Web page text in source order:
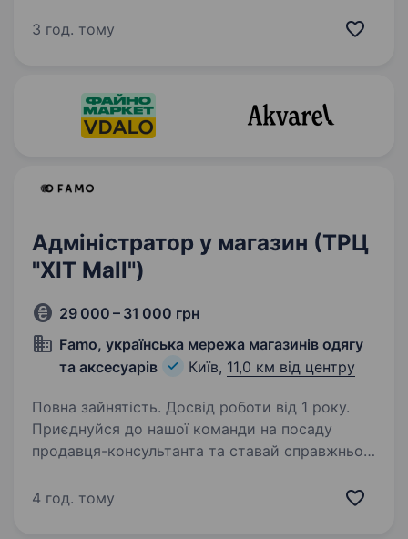
працює у сфері моди, роздрібної торгівлі та є
впізнаваними брендами: Reserved,…
3 год. тому
Адміністратор у магазин (ТРЦ
"ХІТ Mall")
29 000 – 31 000 грн
Famo, українська мережа магазинів одягу
та аксесуарів
Київ, 11,0 км від центру
Повна зайнятість. Досвід роботи від 1 року.
Приєднуйся до нашої команди на посаду
продавця-консультанта та ставай справжньою
де українська мода стає реальністю.
4 год. тому